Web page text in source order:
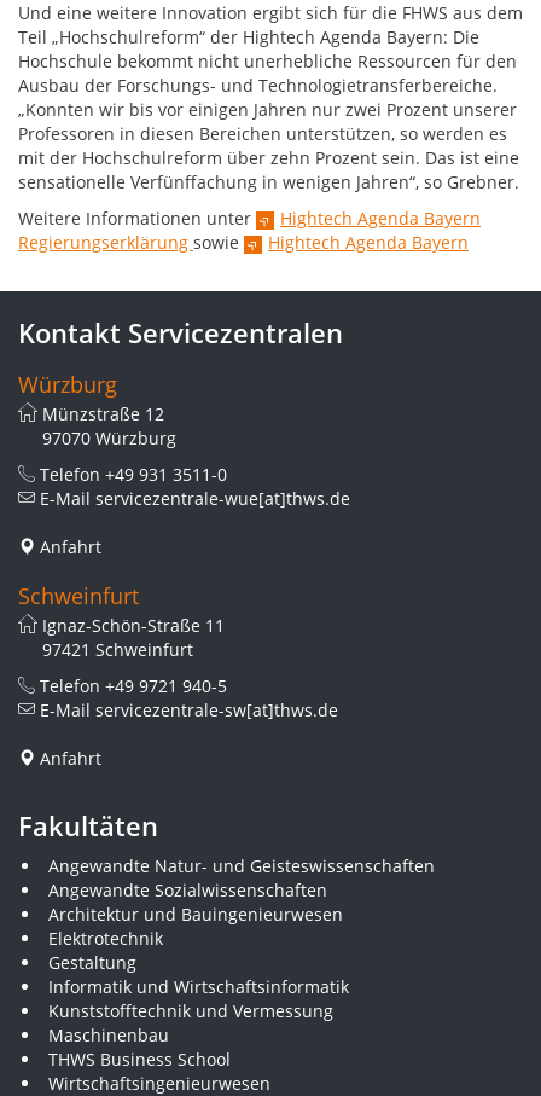
Und eine weitere Innovation ergibt sich für die FHWS aus dem
Teil „Hochschulreform“ der Hightech Agenda Bayern: Die
Hochschule bekommt nicht unerhebliche Ressourcen für den
Ausbau der Forschungs- und Technologietransferbereiche.
„Konnten wir bis vor einigen Jahren nur zwei Prozent unserer
Professoren in diesen Bereichen unterstützen, so werden es
mit der Hochschulreform über zehn Prozent sein. Das ist eine
sensationelle Verfünffachung in wenigen Jahren“, so Grebner.
Weitere Informationen unter
Hightech Agenda Bayern
Regierungserklärung sowie Hightech Agenda Bayern
Kontakt Servicezentralen
Würzburg
Münzstraße 12
97070 Würzburg
Telefon +49 931 3511-0
E-Mail servicezentrale-wue[at]thws.de
Anfahrt
Schweinfurt
Ignaz-Schön-Straße 11
97421 Schweinfurt
Telefon +49 9721 940-5
E-Mail servicezentrale-sw[at]thws.de
Anfahrt
Fakultäten
Angewandte Natur- und Geisteswissenschaften
Angewandte Sozialwissenschaften
Architektur und Bauingenieurwesen
Elektrotechnik
Gestaltung
Informatik und Wirtschaftsinformatik
Kunststofftechnik und Vermessung
Maschinenbau
THWS Business School
Wirtschaftsingenieurwesen